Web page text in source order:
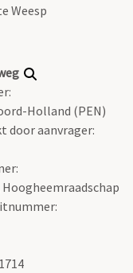
Weesp
Holland (PEN)
door aanvrager: